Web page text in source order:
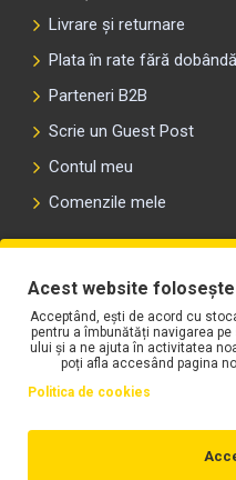
Livrare și returnare
Plata în rate fără dobândă
Parteneri B2B
Scrie un Guest Post
Contul meu
Comenzile mele
Acest website
Acceptând, ești de acord cu
pentru a îmbunătăți navigarea
ului și a ne ajuta în activitatea
poți afla accesând pagina
Politica de cookies